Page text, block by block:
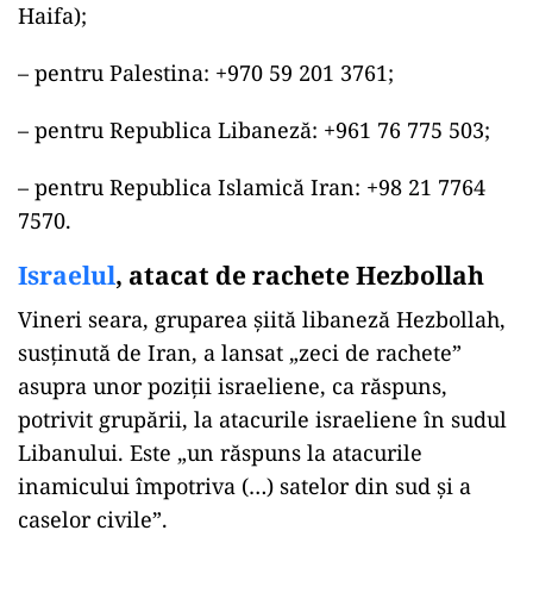
Haifa);
– pentru Palestina: +970 59 201 3761;
– pentru Republica Libaneză: +961 76 775 503;
– pentru Republica Islamică Iran: +98 21 7764
7570.
Israelul, atacat de rachete Hezbollah
Vineri seara, gruparea şiită libaneză Hezbollah,
susţinută de Iran, a lansat „zeci de rachete”
asupra unor poziţii israeliene, ca răspuns,
potrivit grupării, la atacurile israeliene în sudul
Libanului. Este „un răspuns la atacurile
inamicului împotriva (…) satelor din sud şi a
caselor civile”.